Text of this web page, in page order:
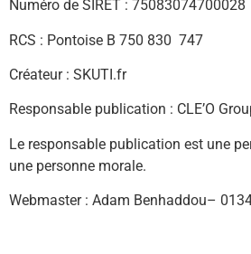
Numéro de SIRET : 75083074700028
RCS : Pontoise B 750 830 747
Créateur : SKUTI.fr
Responsable publication : CLE’O
Le responsable publication est une
une personne morale.
Webmaster : Adam Benhaddou–